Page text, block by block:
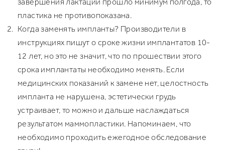
пластика не противопоказана.
Когда заменять импланты? Производители в
инструкциях пишут о сроке жизни имплантатов 10-
12 лет, но это не значит, что по прошествии этого
срока имплантаты необходимо менять. Если
медицинских показаний к замене нет, целостность
импланта не нарушена, эстетически грудь
устраивает, то можно и дальше наслаждаться
результатом маммопластики. Напоминаем, что
необходимо проходить ежегодное обследование